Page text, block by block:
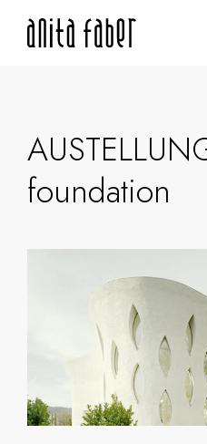
foundation